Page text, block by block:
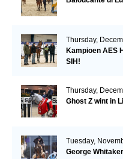
Thursday,
Kampioen AES
SIH!
Thursday,
Ghost Z wint in
Tuesday,
George